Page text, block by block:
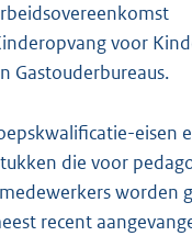
voor
Gastouderbureaus.
eisen
die voor
worden
recent